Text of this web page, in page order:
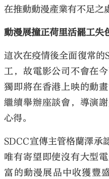
在推動動漫產業有不足之
動漫展撞正荷里活罷工失
這次在疫情後全面復常的
工，故電影公司不會在
獨即將在香港上映的動
繼續舉辦座談會，導演
心得。
SDCC宣傳主管格蘭澤承
唯有寄望即使沒有大型
富的動漫展品中收獲豐